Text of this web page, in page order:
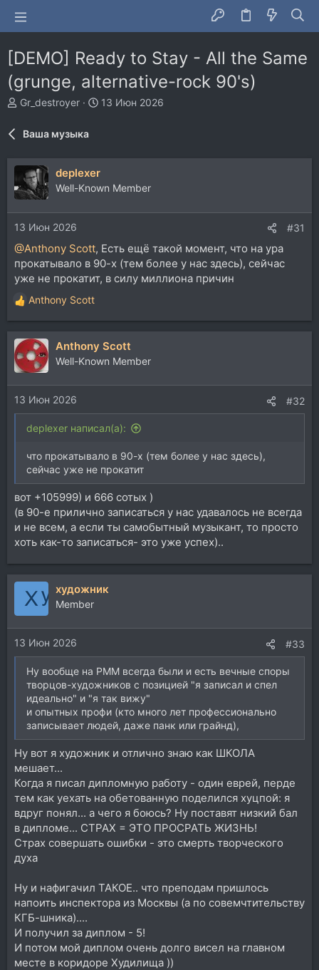
[DEMO] Ready to Stay - All the Same
(grunge, alternative-rock 90's)
А
т
р
т
е
м
Gr_destroyer
Д
н
13 Июн 2026
Ваша музыка
deplexer
Well-Known Member
13 Июн 2026 #31
@Anthony Scott, Есть ещё такой момент, что на ура
прокатывало в 90-х (тем более у нас здесь), сейчас
уже не прокатит, в силу миллиона причин
Р
е
а
к
ц
и
и
:
Anthony Scott
Anthony Scott
Well-Known Member
13 Июн 2026 #32
deplexer написал(а):
что прокатывало в 90-х (тем более у нас здесь),
сейчас уже не прокатит
вот +105999) и 666 сотых )
(в 90-е прилично записаться у нас удавалось не всегда
и не всем, а если ты самобытный музыкант, то просто
хоть как-то записаться- это уже успех)..
художник
Member
13 Июн 2026 #33
Ну вообще на РММ всегда были и есть вечные споры
творцов-художников с позицией "я записал и спел
идеально" и "я так вижу"
и опытных профи (кто много лет профессионально
записывает людей, даже панк или грайнд),
Ну вот я художник и отлично знаю как ШКОЛА
мешает...
Когда я писал дипломную работу - один еврей, перде
тем как уехать на обетованную поделился хуцпой: я
вдруг понял... а чего я боюсь? Ну поставят низкий бал
в дипломе... СТРАХ = ЭТО ПРОСРАТЬ ЖИЗНЬ!
Страх совершать ошибки - это смерть творческого
духа
Ну и нафигачил ТАКОЕ.. что преподам пришлось
напоить инспектора из Москвы (а по совемчтительству
КГБ-шника)....
И получил за диплом - 5!
И потом мой диплом очень долго висел на главном
месте в коридоре Худилища ))